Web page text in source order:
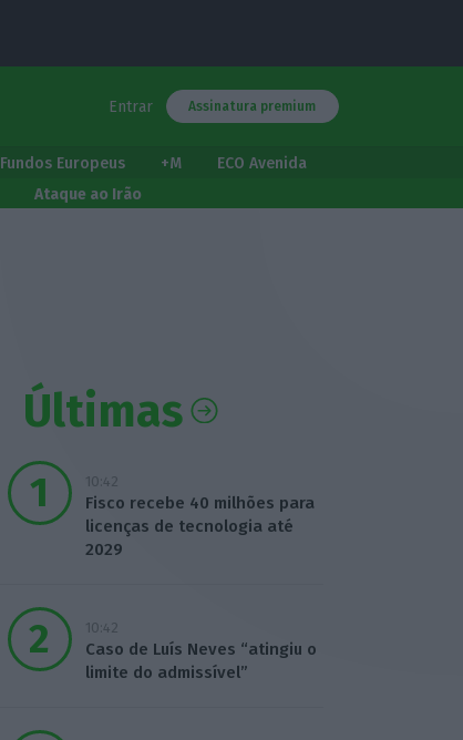
Entrar Assinatura premium
Fundos Europeus +M
ECO Avenida
Ataque ao Irão
Últimas
10:42
Fisco recebe 40 milhões para
licenças de tecnologia até
2029
10:42
Caso de Luís Neves “atingiu o
limite do admissível”